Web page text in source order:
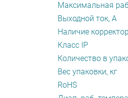
Максимальная
Выходной ток, А
Наличие
Класс IP
Количество в
Вес упаковки, кг
RoHS